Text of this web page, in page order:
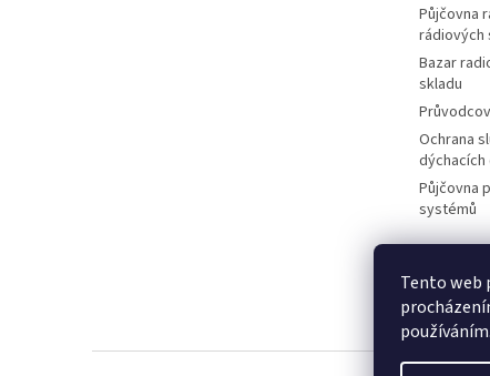
Tento web
používáním.
Půjčovna
rádiových
Bazar
skladu
Ochrana
Půjčovna
systémů